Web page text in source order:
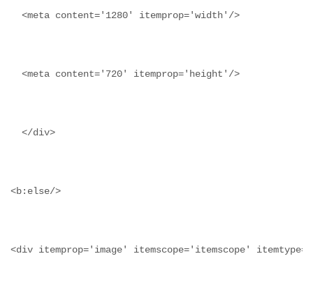
<meta content='1280' itemprop='width'/>
<meta content='720' itemprop='height'/>
</div>
<b:else/>
<div itemprop='image' itemscope='itemscope'